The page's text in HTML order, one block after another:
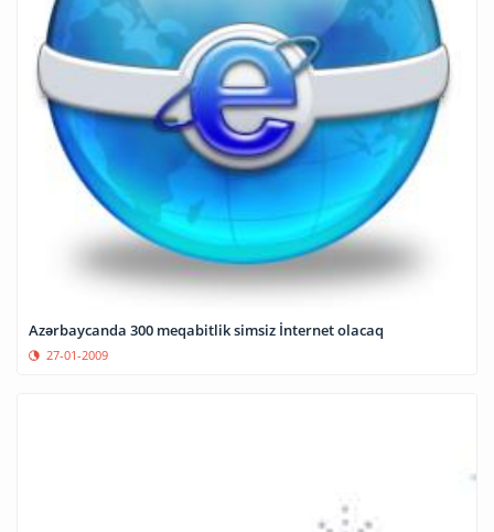
Azərbaycanda 300 meqabitlik simsiz İnternet olacaq
27-01-2009